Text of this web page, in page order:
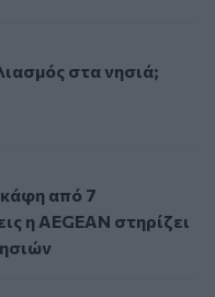
στα νησιά;
στα νησιά;
από 7 περιφερειακές
από 7
η AEGEAN στηρίζει